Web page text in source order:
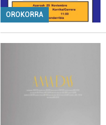
OROKORRA